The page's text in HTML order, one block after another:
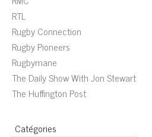
RTL
Rugby Connection
Rugby Pioneers
Rugbymane
The Daily Show With Jon Stewart
The Huffington Post
Catégories